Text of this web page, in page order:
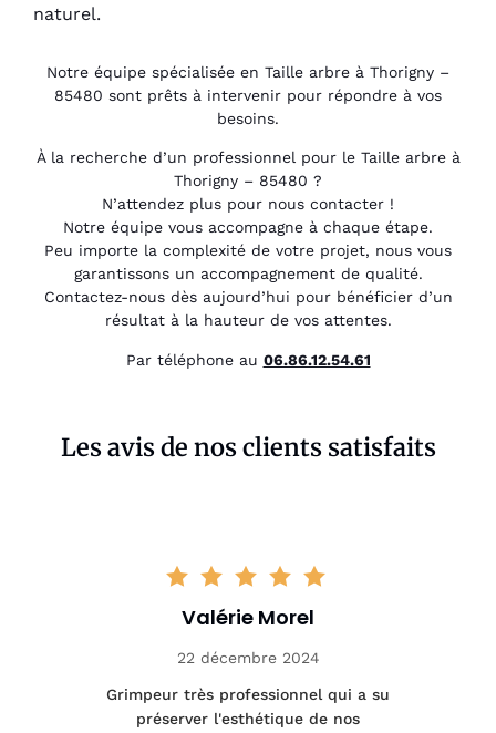
naturel.
Notre équipe spécialisée en Taille arbre à Thorigny –
85480 sont prêts à intervenir pour répondre à vos
besoins.
À la recherche d’un professionnel pour le Taille arbre à
Thorigny – 85480 ?
N’attendez plus pour nous contacter !
Notre équipe vous accompagne à chaque étape.
Peu importe la complexité de votre projet, nous vous
garantissons un accompagnement de qualité.
Contactez-nous dès aujourd’hui pour bénéficier d’un
résultat à la hauteur de vos attentes.
Par téléphone au 06.86.12.54.61
Les avis de nos clients satisfaits
Valérie Morel
22 décembre 2024
Grimpeur très professionnel qui a su
préserver l'esthétique de nos